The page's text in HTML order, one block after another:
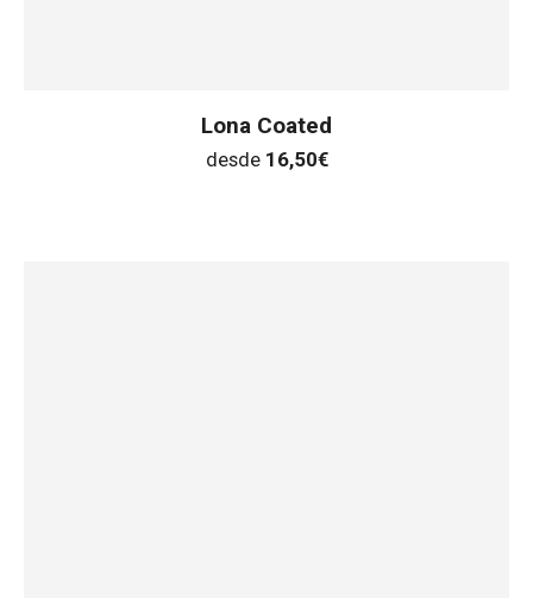
Lona Coated
desde 16,50€